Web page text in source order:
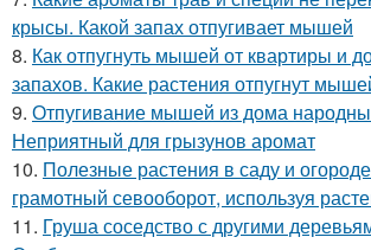
крысы. Какой запах отпугивает мышей
8. Как отпугнуть мышей от квартиры и
запахов. Какие растения отпугнут
9. Отпугивание мышей из дома
Неприятный для грызунов аромат
10. Полезные растения в саду и
грамотный севооборот, используя
11. Груша соседство с другими